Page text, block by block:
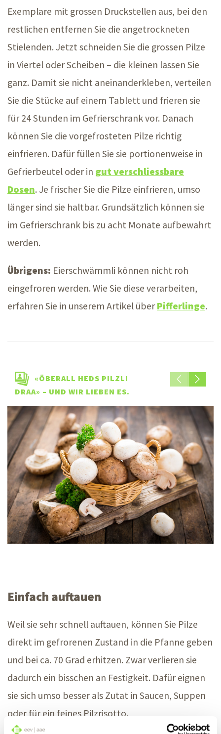
Exemplare mit grossen Druckstellen aus, bei den
restlichen entfernen Sie die angetrockneten
Stielenden. Jetzt schneiden Sie die grossen Pilze
in Viertel oderScheiben – die kleinen lassen Sie
ganz. Damit sie nicht aneinanderkleben, verteilen
Sie die Stücke auf einem Tablett und frieren sie
für24 Stunden im Gefrierschrank vor. Danach
können Sie die vorgefrosteten Pilze richtig
einfrieren. Dafür füllen Sie sie portionenweise in
Gefrierbeutel oder in gut verschliessbare
Dosen. Je frischer Sie die Pilze einfrieren, umso
länger sind sie haltbar. Grundsätzlich können sie
im Gefrierschrank bis zu acht Monate aufbewahrt
werden.
Übrigens: Eierschwämmli können nicht roh
eingefroren werden. Wie Sie diese verarbeiten,
erfahren Sie in unserem Artikel überPifferlinge.
«ÖBERALL HEDS PILZLI
DRAA» – UND WIR LIEBEN ES.
Einfach auftauen
Weil sie sehr schnell auftauen, können Sie Pilze
direkt im gefrorenen Zustand in die Pfanne geben
und bei ca. 70 Grad erhitzen. Zwar verlieren sie
dadurch ein bisschen an Festigkeit. Dafür eignen
sie sich umso besser als Zutat in Saucen, Suppen
oder für ein feines Pilzrisotto.